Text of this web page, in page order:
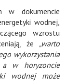
w dokumencie
wodnej,
wzrostu
że „warto
wykorzystania
w horyzoncie
wodnej może